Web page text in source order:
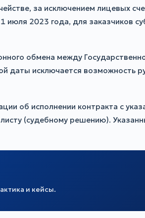
за исключением лицевых
2023 года, для заказчиков
обмена между
даты исключается возможность
об исполнении контракта с
(судебному решению).
и кейсы.